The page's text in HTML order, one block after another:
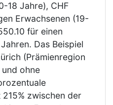
18 Jahre), CHF
Erwachsenen (19-
für einen
Das Beispiel
(Prämienregion
ohne
zwischen der